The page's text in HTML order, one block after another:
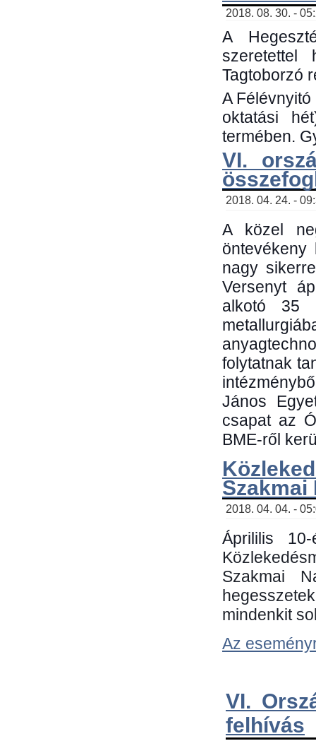
2018. 08. 30. -
A
szeretettel
Tagtoborzó
A
oktatási
termében.
VI.
2018. 04. 24. -
A közel
nagy
Versenyt
alkotó 35
folytatnak
János
csapat az
BME-ről
Szakmai
2018. 04. 04. -
Áprililis
Szakmai
mindenkit
Az
VI.
felhívás